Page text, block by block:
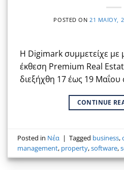
POSTED ON21 ΜΑΪ́ΟΥ,
Η Digimark συμμετείχε με
έκθεση Premium Real
διεξήχθη 17 έως 19 Μαΐου
CONTINUE
Posted in Νέα | Tagged business,
management, property,software,